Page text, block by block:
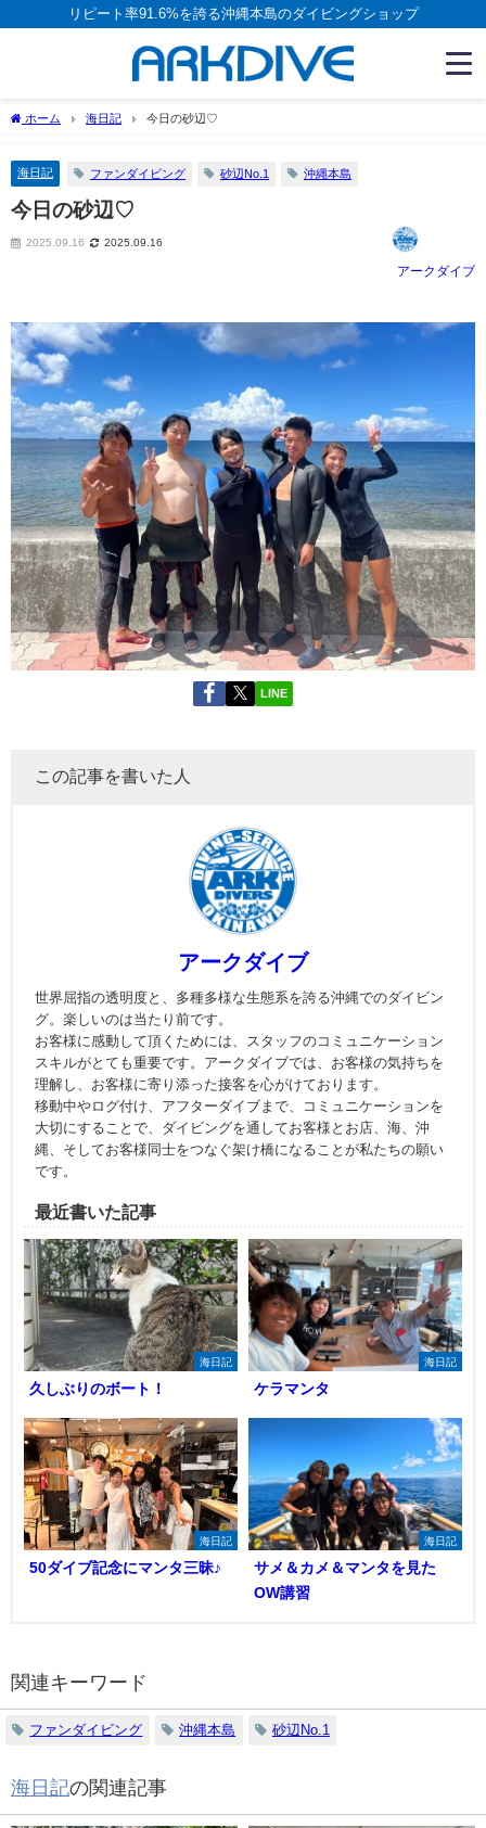
リピート率91.6%を誇る沖縄本島のダイビングショップ
ホーム 海日記 今日の砂辺♡
海日記 ファンダイビング 砂辺No.1 沖縄本島
今日の砂辺♡
2025.09.16 2025.09.16
アークダイブ
LINE
この記事を書いた人
アークダイブ
世界屈指の透明度と、多種多様な生態系を誇る沖縄でのダイビン
グ。楽しいのは当たり前です。
お客様に感動して頂くためには、スタッフのコミュニケーション
スキルがとても重要です。アークダイブでは、お客様の気持ちを
理解し、お客様に寄り添った接客を心がけております。
移動中やログ付け、アフターダイブまで、コミュニケーションを
大切にすることで、ダイビングを通してお客様とお店、海、沖
縄、そしてお客様同士をつなぐ架け橋になることが私たちの願い
です。
最近書いた記事
海日記
久しぶりのボート！
海日記
ケラマンタ
海日記
50ダイブ記念にマンタ三昧♪
海日記
サメ＆カメ＆マンタを見た
OW講習
関連キーワード
ファンダイビング 沖縄本島 砂辺No.1
海日記の関連記事